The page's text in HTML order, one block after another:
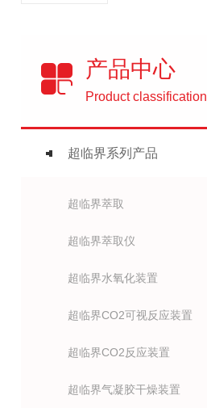
产品中心
Product classification
超临界系列产品
超临界萃取
超临界萃取仪
超临界水氧化装置
超临界CO2可视反应装置
超临界CO2反应装置
超临界气凝胶干燥装置